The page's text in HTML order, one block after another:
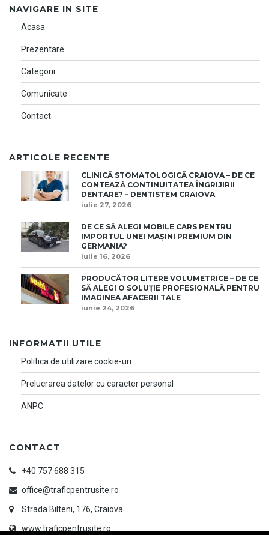
NAVIGARE IN SITE
Acasa
Prezentare
Categorii
Comunicate
Contact
ARTICOLE RECENTE
CLINICĂ STOMATOLOGICĂ CRAIOVA – DE CE
CONTEAZĂ CONTINUITATEA ÎNGRIJIRII
DENTARE? – DENTISTEM CRAIOVA
iulie 27, 2026
DE CE SĂ ALEGI MOBILE CARS PENTRU
IMPORTUL UNEI MAȘINI PREMIUM DIN
GERMANIA?
iulie 16, 2026
PRODUCĂTOR LITERE VOLUMETRICE – DE CE
SĂ ALEGI O SOLUȚIE PROFESIONALĂ PENTRU
IMAGINEA AFACERII TALE
iunie 24, 2026
INFORMATII UTILE
Politica de utilizare cookie-uri
Prelucrarea datelor cu caracter personal
ANPC
CONTACT
+40 757 688 315
office@traficpentrusite.ro
Strada Bilteni, 176, Craiova
www.traficpentrusite.ro